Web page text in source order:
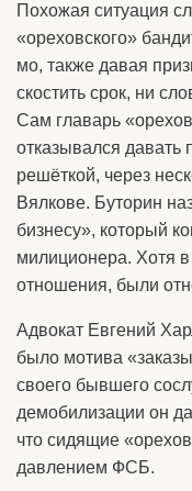
Похожая ситуация
«ореховского»
мо, также давая
скостить срок, ни
Сам главарь
отказывался давать
решёткой, через
Вялкове. Буторин
бизнесу», который
милиционера. Хотя в
отношения, были
Адвокат Евгений
было мотива
своего бывшего
демобилизации он
что сидящие
давлением ФСБ.